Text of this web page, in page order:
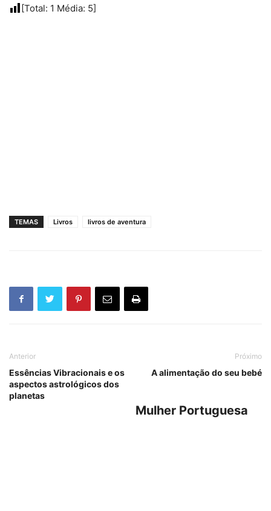
[Total: 1 Média: 5]
TEMAS Livros livros de aventura
Anterior
Essências Vibracionais e os
aspectos astrológicos dos
planetas
Próximo
A alimentação do seu bebé
Mulher Portuguesa